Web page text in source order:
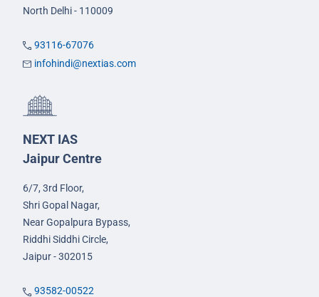
North Delhi - 110009
93116-67076
infohindi@nextias.com
NEXT IAS
Jaipur Centre
6/7, 3rd Floor,
Shri Gopal Nagar,
Near Gopalpura Bypass,
Riddhi Siddhi Circle,
Jaipur - 302015
93582-00522